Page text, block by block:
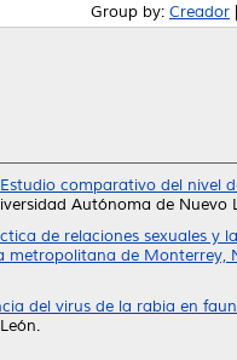
Group by: Creador
Estudio comparativo del nivel
Autónoma de Nuevo
de relaciones sexuales y
de Monterrey,
del virus de la rabia en